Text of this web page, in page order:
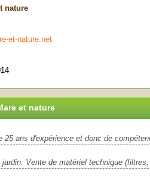
nature
et-nature.net
et nature
25 ans d'expérience et donc de
Vente de matériel technique